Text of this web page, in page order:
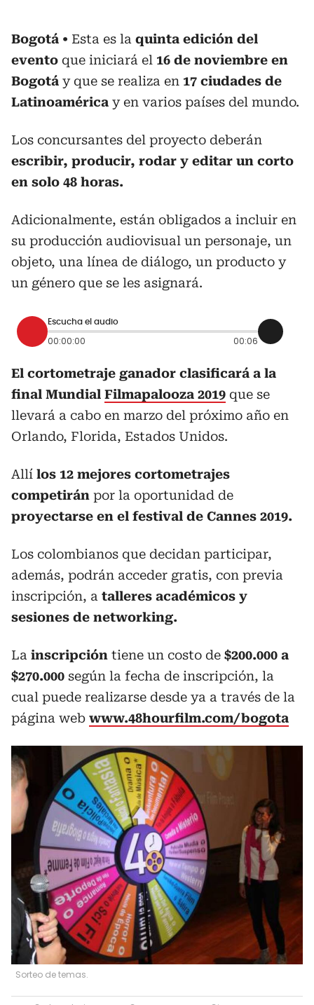
Bogotá Esta es la quinta edición del
evento que iniciará el 16 de noviembre en
Bogotá y que se realiza en 17 ciudades de
Latinoamérica y en varios países del mundo.
Los concursantes del proyecto deberán
escribir, producir, rodar y editar un corto
en solo 48 horas.
Adicionalmente, están obligados a incluir en
su producción audiovisual un personaje, un
objeto, una línea de diálogo, un producto y
un género que se les asignará.
Escucha el audio
00:00:00 00:06
El cortometraje ganador clasificará a la
final Mundial Filmapalooza 2019 que se
llevará a cabo en marzo del próximo año en
Orlando, Florida, Estados Unidos.
Allí los 12 mejores cortometrajes
competirán por la oportunidad de
proyectarse en el festival de Cannes 2019.
Los colombianos que decidan participar,
además, podrán acceder gratis, con previa
inscripción, a talleres académicos y
sesiones de networking.
La inscripción tiene un costo de $200.000 a
$270.000 según la fecha de inscripción, la
cual puede realizarse desde ya a través de la
página web www.48hourfilm.com/bogota
Sorteo de temas.